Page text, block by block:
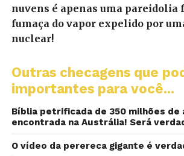
nuvens é apenas uma pareidolia
fumaça do vapor expelido por
nuclear!
Outras checagens que
importantes para você...
Bíblia petrificada de 350 milhões de
encontrada na Austrália! Será
O vídeo da perereca gigante é